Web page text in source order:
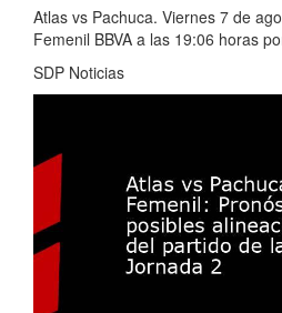
Atlas vs Pachuca. Viernes 7 de
Femenil BBVA a las 19:06 horas
SDP Noticias